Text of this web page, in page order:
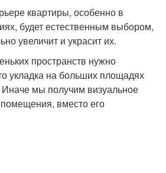
квартиры, особенно в
будет естественным выбором,
увеличит и украсит их.
пространств нужно
укладка на больших площадях
Иначе мы получим визуальное
вместо его